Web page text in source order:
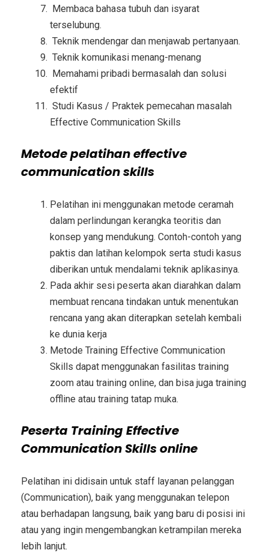
Membaca bahasa tubuh dan isyarat
terselubung.
Teknik mendengar dan menjawab pertanyaan.
Teknik komunikasi menang-menang
Memahami pribadi bermasalah dan solusi
efektif
Studi Kasus / Praktek pemecahan masalah
Effective Communication Skills
Metodepelatihan effective
communication skills
Pelatihan ini menggunakan metode ceramah
dalam perlindungan kerangka teoritis dan
konsep yang mendukung. Contoh-contoh yang
paktis dan latihan kelompok serta studi kasus
diberikan untuk mendalami teknik aplikasinya.
Pada akhir sesi peserta akan diarahkan dalam
membuat rencana tindakan untuk menentukan
rencana yang akan diterapkan setelah kembali
ke dunia kerja
Metode Training Effective Communication
Skills dapat menggunakan fasilitas training
zoom atau training online, dan bisa juga training
offline atau training tatap muka.
Peserta Training Effective
Communication Skillsonline
Pelatihan ini didisain untuk staff layanan pelanggan
(Communication), baik yang menggunakan telepon
atau berhadapan langsung, baik yang baru di posisi ini
atau yang ingin mengembangkan ketrampilan mereka
lebih lanjut.